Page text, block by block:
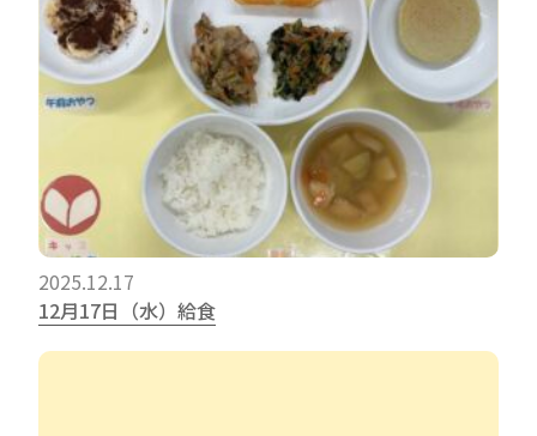
2025.12.17
12月17日（水）給食